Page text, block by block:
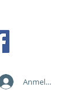
Anmelden